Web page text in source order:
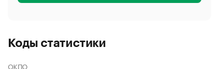
Коды статистики
ОКПО